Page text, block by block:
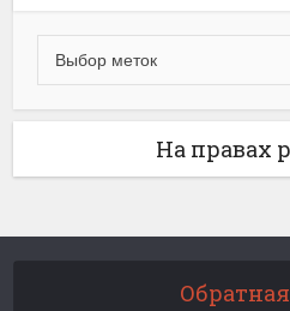
На правах